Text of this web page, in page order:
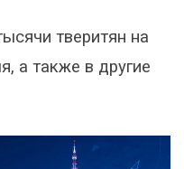
тверитян на
а также в другие